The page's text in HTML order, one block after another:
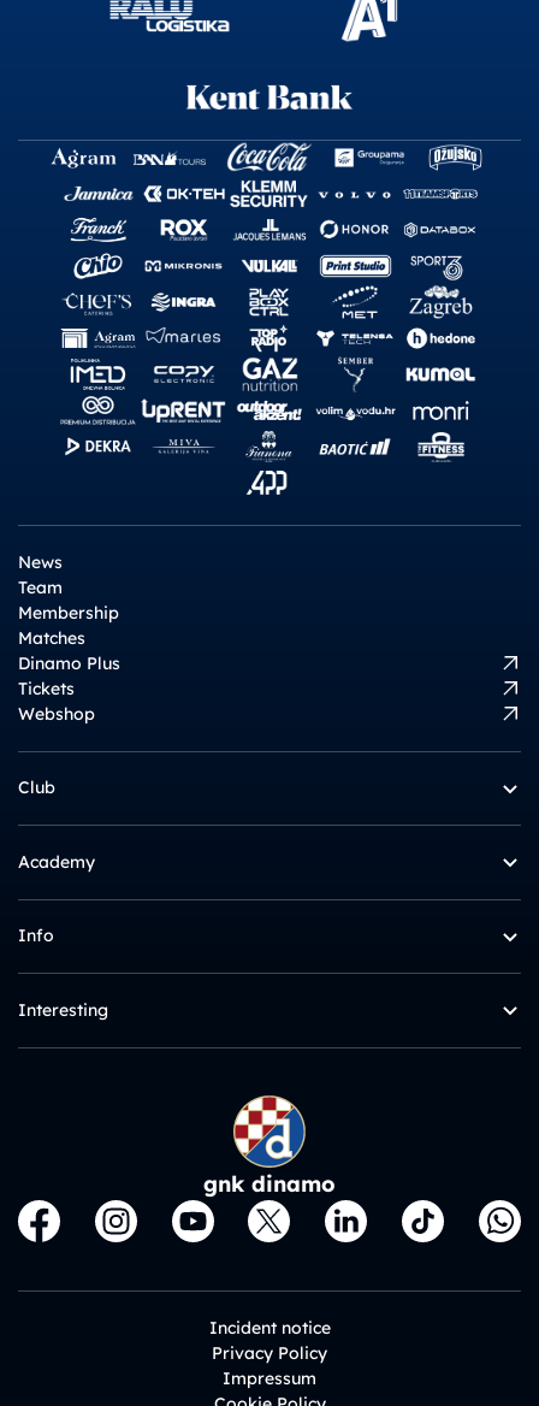
News
Team
Membership
Matches
Dinamo Plus
Tickets
Webshop
Club
Academy
Info
Interesting
gnk dinamo
Incident notice
Privacy Policy
Impressum